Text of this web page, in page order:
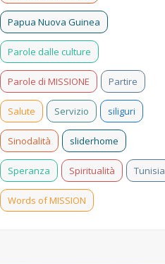
Papua Nuova Guinea
Parole dalle culture
Parole di MISSIONE Partire
Salute Servizio siliguri
Sinodalità sliderhome
Speranza Spiritualità Tunisia
Words of MISSION